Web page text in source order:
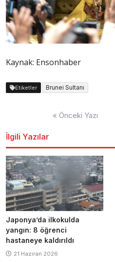
Kaynak: Ensonhaber
Etiketler Brunei Sultanı
« Önceki Yazı
İlgili Yazılar
Japonya’da ilkokulda
yangın: 8 öğrenci
hastaneye kaldırıldı
21 Haziran 2026